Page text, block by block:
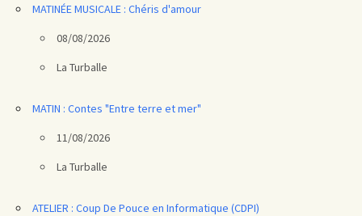
MATINÉE MUSICALE : Chéris d'amour
08/08/2026
La Turballe
MATIN : Contes "Entre terre et mer"
11/08/2026
La Turballe
ATELIER : Coup De Pouce en Informatique (CDPI)